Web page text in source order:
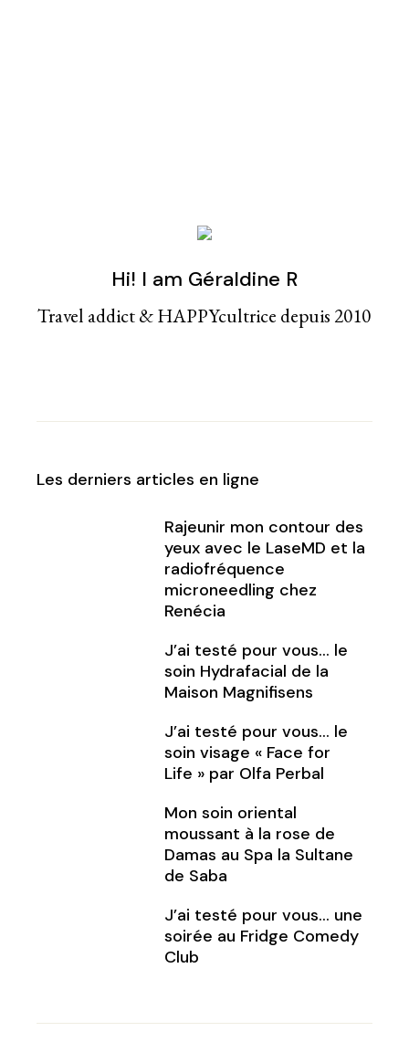
Hi! I am Géraldine R
Travel addict & HAPPYcultrice depuis 2010
Les derniers articles en ligne
Rajeunir mon contour des
yeux avec le LaseMD et la
radiofréquence
microneedling chez
Renécia
J’ai testé pour vous… le
soin Hydrafacial de la
Maison Magnifisens
J’ai testé pour vous… le
soin visage « Face for
Life » par Olfa Perbal
Mon soin oriental
moussant à la rose de
Damas au Spa la Sultane
de Saba
J’ai testé pour vous… une
soirée au Fridge Comedy
Club